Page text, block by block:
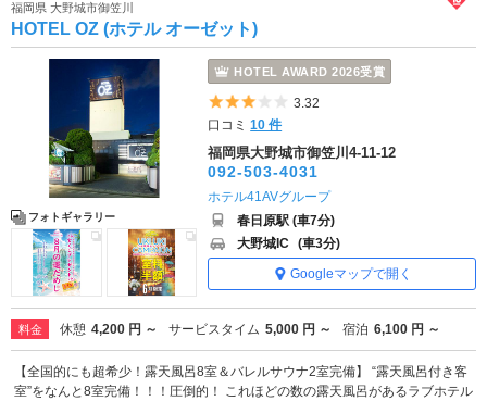
福岡県 大野城市御笠川
HOTEL OZ (ホテル オーゼット)
フォトギャラリー
HOTEL AWARD 2026受賞
5つ星のうち3
3.32
口コミ10 件
福岡県大野城市御笠川4-11-12
092-503-4031
ホテル41AVグループ
春日原駅 (車7分)
大野城IC (車3分)
Googleマップで開く
料金 休憩 4,200 円 ～ サービスタイム 5,000 円 ～ 宿泊 6,100 円 ～
【全国的にも超希少！露天風呂8室＆バレルサウナ2室完備】 “露天風呂付き客
室”をなんと8室完備！！！圧倒的！ これほどの数の露天風呂があるラブホテル